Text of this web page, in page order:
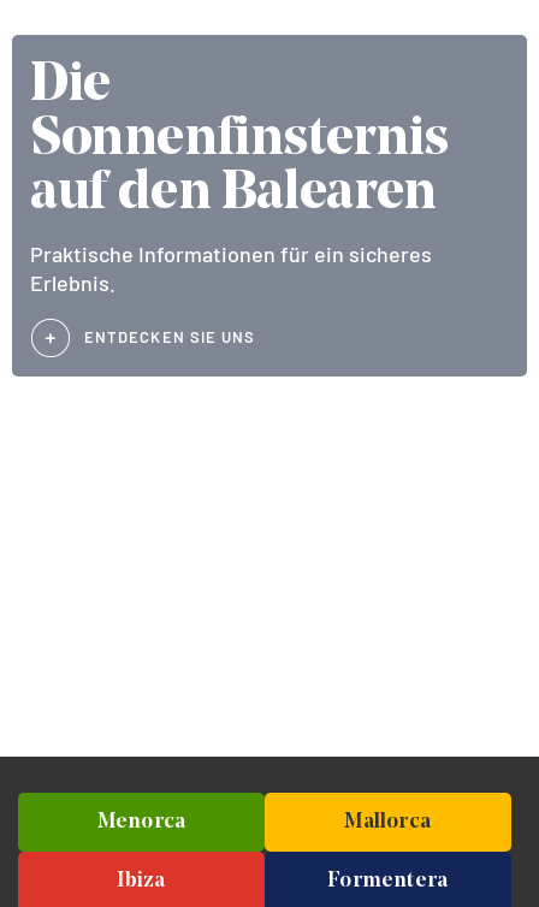
Die
Sonnenfinsternis
auf den Balearen
Praktische Informationen für ein sicheres
Erlebnis.
ENTDECKEN SIE UNS
Menorca Mallorca
Ibiza Formentera